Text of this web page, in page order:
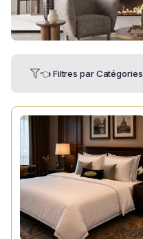
👈 Filtres par Catégories